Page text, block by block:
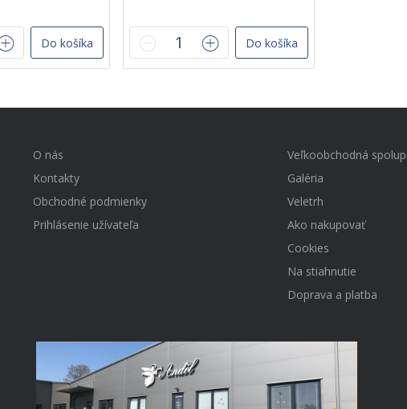
Do košíka Do košíka
O nás
Kontakty
Obchodné podmienky
Prihlásenie užívateľa
Veľkoobchodná
Galéria
Veletrh
Ako nakupovať
Cookies
Na stiahnutie
Doprava a platba